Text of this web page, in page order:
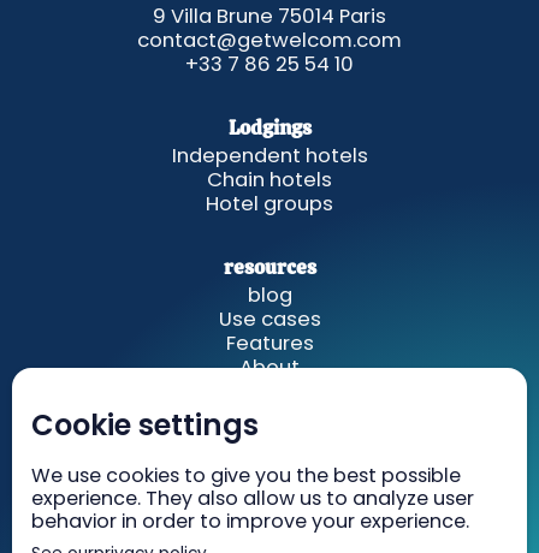
Cookie settings
We use cookies to give you the best possible
experience. They also allow us to analyze user
behavior in order to improve your experience.
9 Villa Brune 75014 Paris
contact@getwelcom.com
+33 7 86 25 54 10
Lodgings
Independent hotels
Chain hotels
Hotel groups
resources
blog
Use cases
Features
About
GetWelcom
Recruiting
Contact